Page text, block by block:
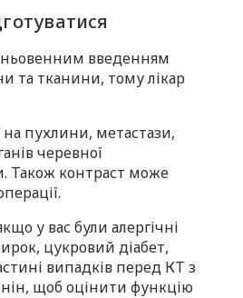
введенням
та тканини, тому лікар
пухлини, метастази,
черевної
Також контраст може
у вас були алергічні
цукровий діабет,
випадків перед КТ з
щоб оцінити функцію